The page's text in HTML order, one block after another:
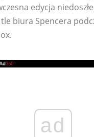
edycja
tle biura Spencera
ad